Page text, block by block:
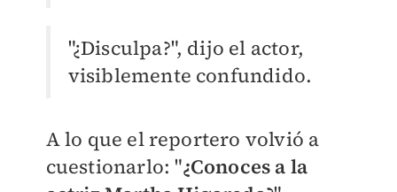
"¿Disculpa?", dijo el actor,
visiblemente confundido.
A lo que el reportero volvió a
cuestionarlo: "¿Conoces a la